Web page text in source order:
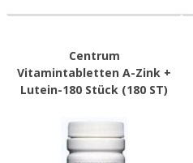
Centrum
Vitamintabletten A-Zink +
Lutein-180 Stück (180 ST)